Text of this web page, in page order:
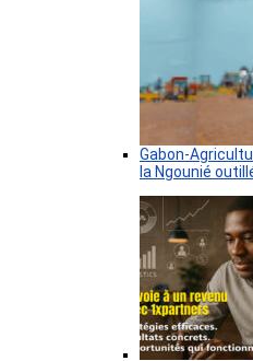
Gabon-
la Ngounié